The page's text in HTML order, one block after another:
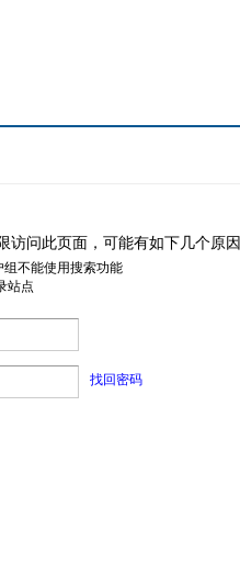
访问此页面，可能有如下几个原因
不能使用搜索功能
站点
找回密码